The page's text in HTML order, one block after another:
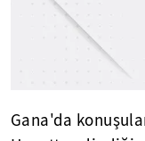
Gana'da